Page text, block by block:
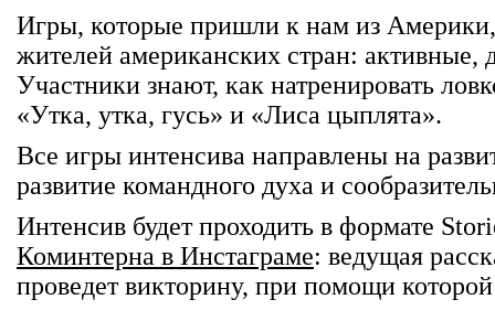
Игры, которые пришли к нам из
жителей американских стран:
Участники знают, как натренировать
«Утка, утка, гусь» и «Лиса цыплята».
Все игры интенсива направлены на
развитие командного духа и
Интенсив будет проходить в формате
Коминтерна в Инстаграме: ведущая
проведет викторину, при помощи